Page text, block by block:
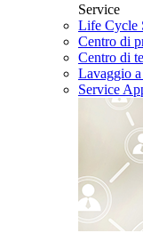
Service
Life Cycle
Centro di
Centro di
Lavaggio
Service